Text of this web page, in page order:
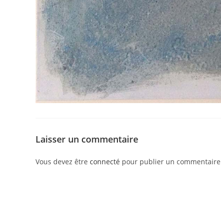
Laisser un commentaire
Vous devez être connecté pour publier un